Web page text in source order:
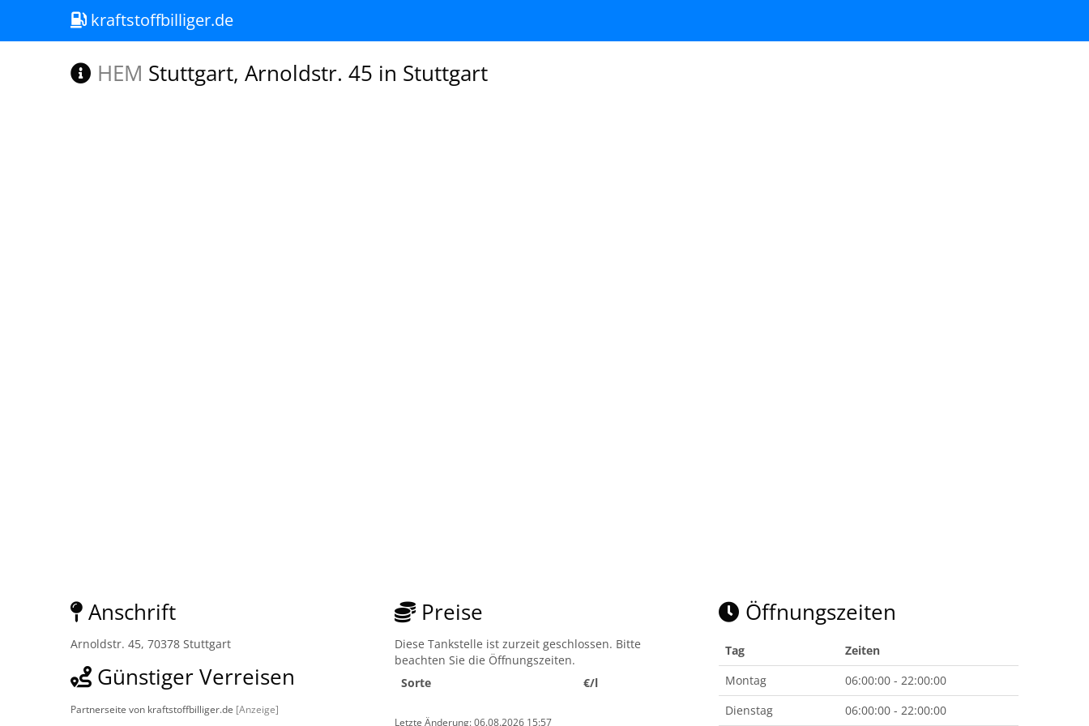
kraftstoffbilliger.de
HEM Stuttgart, Arnoldstr. 45 in Stuttgart
Anschrift
Arnoldstr. 45, 70378 Stuttgart
Günstiger Verreisen
Partnerseite von kraftstoffbilliger.de [Anzeige]
Preise
Diese Tankstelle ist zurzeit geschlossen. Bitte
beachten Sie die Öffnungszeiten.
Sorte
€/l
Letzte Änderung: 06.08.2026 15:57
Öffnungszeiten
Tag
Zeiten
Montag
06:00:00 - 22:00:00
Dienstag
06:00:00 - 22:00:00